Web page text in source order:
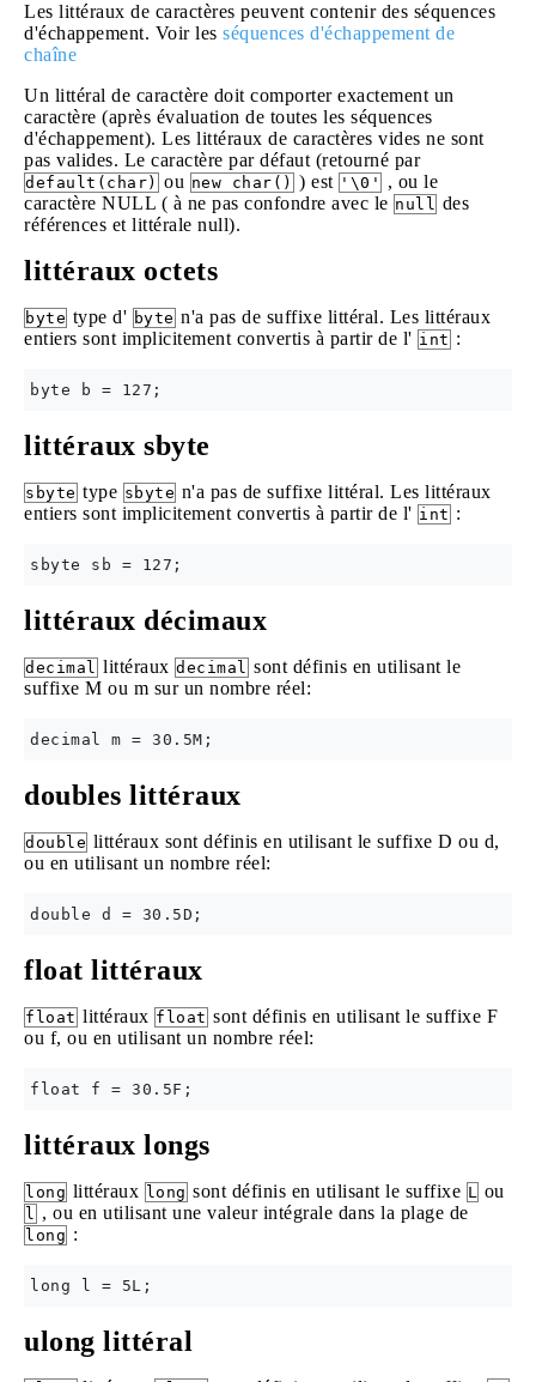
Les littéraux de caractères peuvent contenir des séquences
d'échappement. Voir les séquences d'échappement de
chaîne
Un littéral de caractère doit comporter exactement un
caractère (après évaluation de toutes les séquences
d'échappement). Les littéraux de caractères vides ne sont
pas valides. Le caractère par défaut (retourné par
default(char) ou new char() ) est '\0'
, ou le
caractère NULL ( à ne pas confondre avec le null des
références et littérale null).
littéraux octets
byte type d' byte n'a pas de suffixe littéral. Les littéraux
entiers sont implicitement convertis à partir de l' int :
littéraux sbyte
sbyte type sbyte n'a pas de suffixe littéral. Les littéraux
entiers sont implicitement convertis à partir de l' int :
littéraux décimaux
decimal littéraux decimal sont définis en utilisant le
suffixe M ou m sur un nombre réel:
doubles littéraux
double littéraux sont définis en utilisant le suffixe D ou d,
ou en utilisant un nombre réel:
float littéraux
float littéraux float sont définis en utilisant le suffixe F
ou f, ou en utilisant un nombre réel:
littéraux longs
long littéraux long sont définis en utilisant le suffixe L ou
l , ou en utilisant une valeur intégrale dans la plage de
long :
ulong littéral